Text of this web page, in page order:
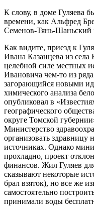
К слову, в доме Гуляева
времени, как Альфред
Семенов-Тянь-Шаньский
Как видите, приезд к
Ивана Казанцева из села
целебной силе местных
Ивановича чем-то из
загорающийся новыми
химического анализа
опубликовал в
географического
округе Томской
Министерство
организовать
источниках. Однако
прохладно, проект
финансов. Жил Гуляев
сказывают некоторые
брал взяток), но все же
самостоятельно
принимали воды